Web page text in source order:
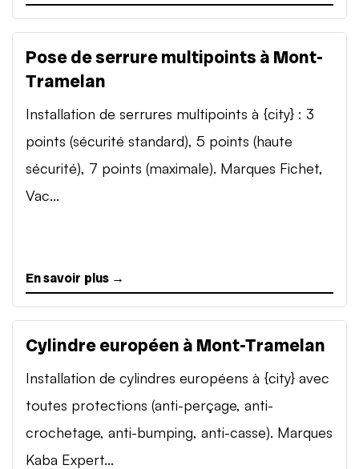
Pose de serrure multipoints à Mont-
Tramelan
Installation de serrures multipoints à {city} : 3
points (sécurité standard), 5 points (haute
sécurité), 7 points (maximale). Marques Fichet,
Vac...
En savoir plus →
Cylindre européen à Mont-Tramelan
Installation de cylindres européens à {city} avec
toutes protections (anti-perçage, anti-
crochetage, anti-bumping, anti-casse). Marques
Kaba Expert...